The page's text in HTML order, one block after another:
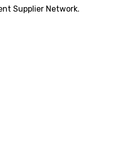
Supplier Network.